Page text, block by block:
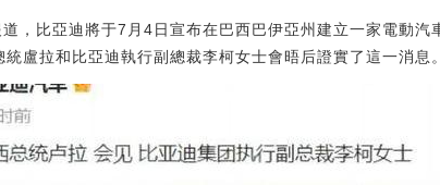
，比亞迪將于7月4日宣布在巴西巴伊亞州建立一家電動
盧拉和比亞迪執行副總裁李柯女士會晤后證實了這一消息。